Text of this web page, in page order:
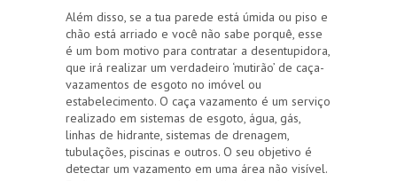
Além disso, se a tua parede está úmida ou piso e
chão está arriado e você não sabe porquê, esse
é um bom motivo para contratar a desentupidora,
que irá realizar um verdadeiro ‘mutirão’ de caça-
vazamentos de esgoto no imóvel ou
estabelecimento. O caça vazamento é um serviço
realizado em sistemas de esgoto, água, gás,
linhas de hidrante, sistemas de drenagem,
tubulações, piscinas e outros. O seu objetivo é
detectar um vazamento em uma área não visível.